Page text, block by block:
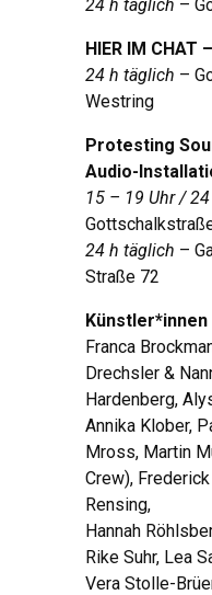
24 h täglich –
HIER IM CHAT
24 h täglich –
Westring
Protesting
Audio-
15 – 19 Uhr /
24 h täglich –
Straße 72
Künstler*innen
Franca
Drechsler &
Hardenberg,
Annika Klober,
Mross, Martin
Crew),
Rensing,
Hannah
Rike Suhr, Lea
Vera Stolle-